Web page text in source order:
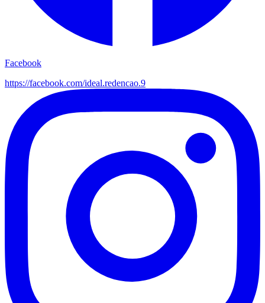
Facebook
https://facebook.com/ideal.redencao.9